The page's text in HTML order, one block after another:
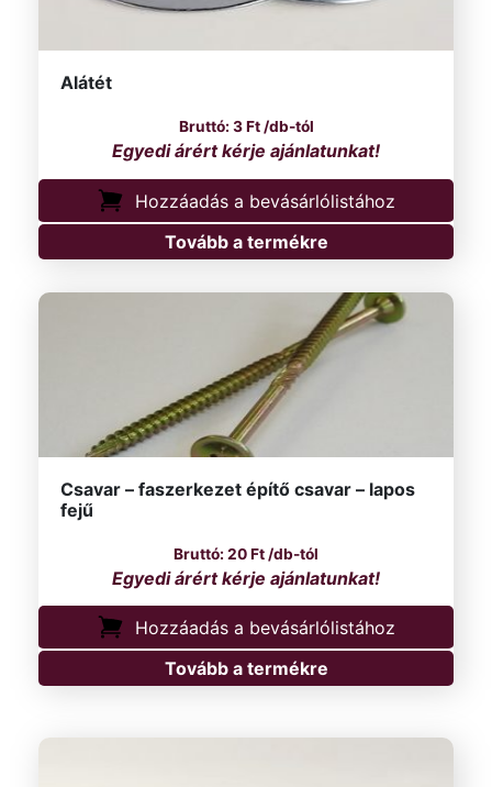
Alátét
3Ft/db-tól
Hozzáadás a bevásárlólistához
Tovább a termékre
Csavar – faszerkezet építő csavar – lapos
fejű
20Ft /db-tól
Hozzáadás a bevásárlólistához
Tovább a termékre